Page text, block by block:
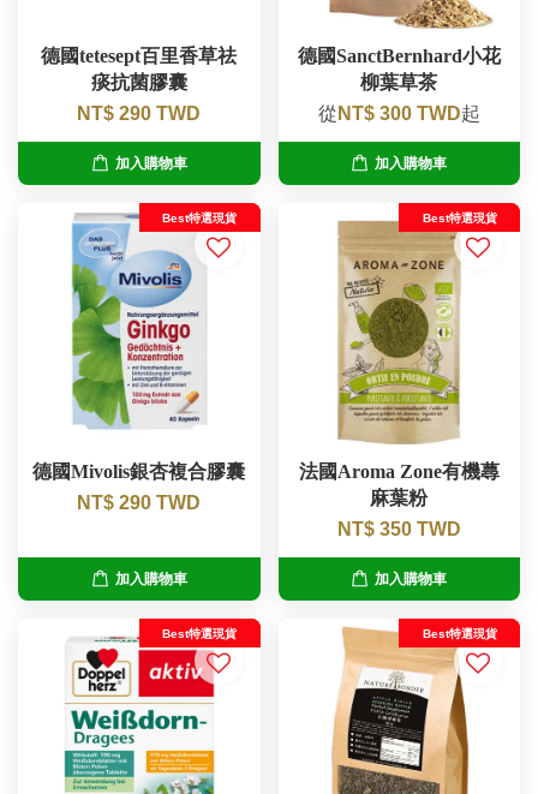
德國tetesept百里香草祛
痰抗菌膠囊
NT$ 290 TWD
加入購物車
德國SanctBernhard小花
柳葉草茶
從 NT$ 300 TWD起
加入購物車
Best特選現貨
德國Mivolis銀杏複合膠囊
NT$ 290 TWD
加入購物車
Best特選現貨
法國Aroma Zone有機蕁
麻葉粉
NT$ 350 TWD
加入購物車
Best特選現貨 Best特選現貨